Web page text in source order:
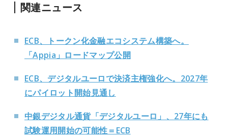
関連ニュース
ECB、トークン化金融エコシステム構築へ。
「Appia」ロードマップ公開
ECB、デジタルユーロで決済主権強化へ。2027年
にパイロット開始見通し
中銀デジタル通貨「デジタルユーロ」、27年にも
試験運用開始の可能性＝ECB